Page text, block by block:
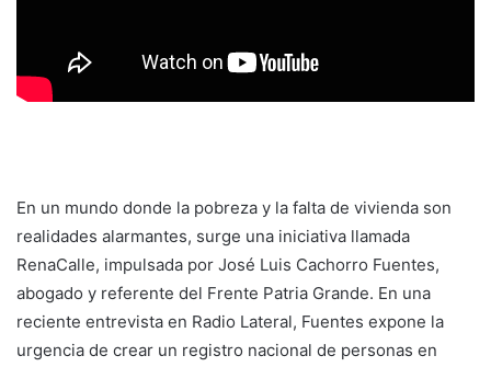
En un mundo donde la pobreza y la falta de vivienda son
realidades alarmantes, surge una iniciativa llamada
RenaCalle, impulsada por José Luis Cachorro Fuentes,
abogado y referente del Frente Patria Grande. En una
reciente entrevista en Radio Lateral, Fuentes expone la
urgencia de crear un registro nacional de personas en